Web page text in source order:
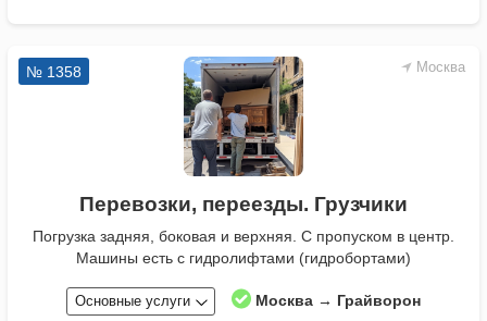
Москва
№ 1358
Перевозки, переезды. Грузчики
Погрузка задняя, боковая и верхняя. С пропуском в центр.
Машины есть с гидролифтами (гидробортами)
Основные услуги Москва → Грайворон